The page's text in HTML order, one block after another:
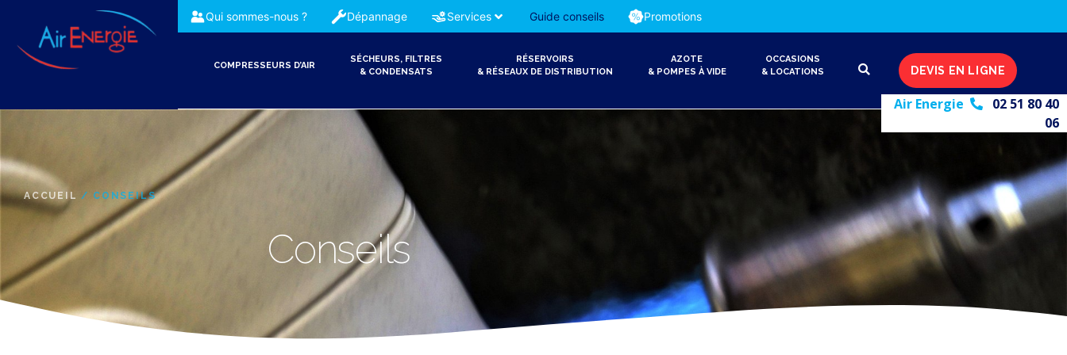
Qui sommes-nous ? Dépannage Services Guide conseils Promotions
COMPRESSEURS D’AIR
SÉCHEURS, FILTRES
& CONDENSATS
RÉSERVOIRS
& RÉSEAUX DE DISTRIBUTION
AZOTE
& POMPES À VIDE
OCCASIONS
& LOCATIONS
DEVIS EN LIGNE
Air Energie
02 51 80 40
06
ACCUEIL / CONSEILS
Conseils